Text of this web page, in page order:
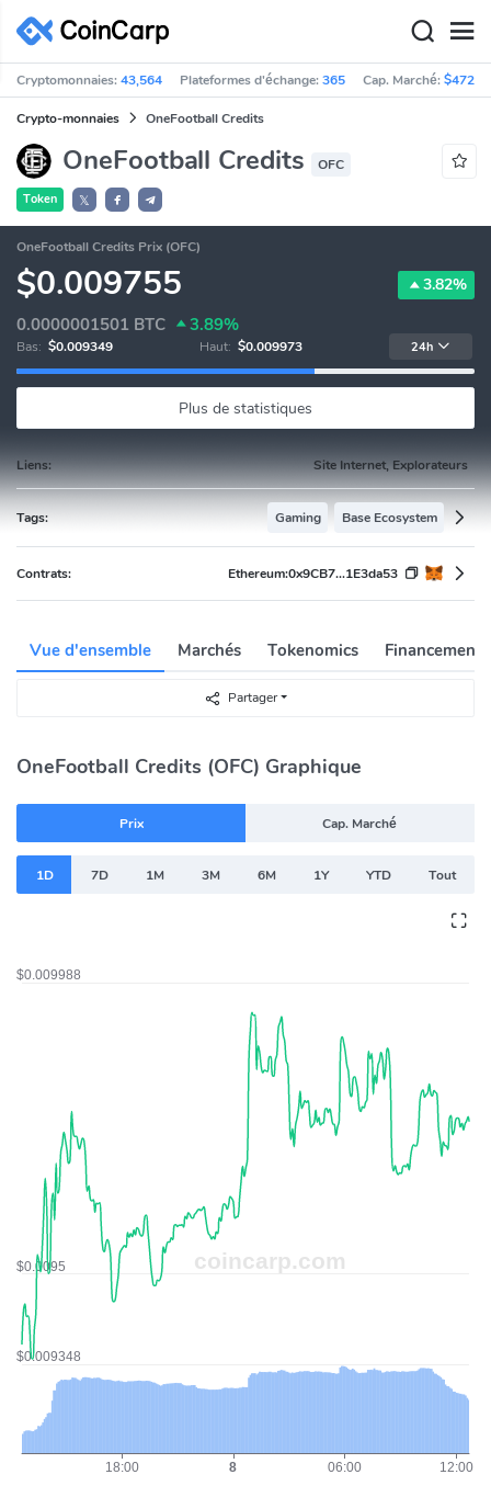
Cryptomonnaies:43,564 Plateformes d'échange:365 Cap. Marché:
Crypto-monnaies OneFootball Credits
OneFootball Credits OFC
Token 𝕏
OneFootball Credits Prix (OFC)
$0.009755 3.82%
0.0000001501 BTC 3.89%
Bas: $0.009349 Haut: $0.009973 24h
Plus de statistiques
Liens: Site Internet, Explorateurs
Tags: Gaming Base Ecosystem
Contrats: Ethereum:0x9CB7...1E3da53
Vue d'ensemble Marchés Tokenomics Financement
Partager
OneFootball Credits (OFC) Graphique
Prix Cap. Marché
1D 7D 1M 3M 6M 1Y YTD Tout